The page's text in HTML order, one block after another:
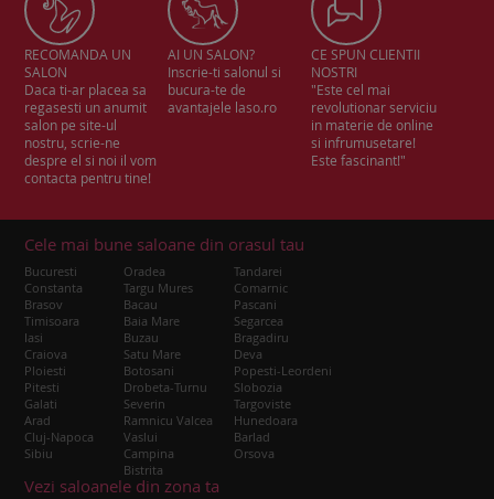
RECOMANDA UN
SALON
Daca ti-ar placea sa
regasesti un anumit
salon pe site-ul
nostru, scrie-ne
despre el si noi il vom
contacta pentru tine!
AI UN SALON?
Inscrie-ti salonul si
bucura-te de
avantajele laso.ro
CE SPUN CLIENTII
NOSTRI
"Este cel mai
revolutionar serviciu
in materie de online
si infrumusetare!
Este fascinant!"
Cele mai bune saloane din orasul tau
Bucuresti
Constanta
Brasov
Timisoara
Iasi
Craiova
Ploiesti
Pitesti
Galati
Arad
Cluj-Napoca
Sibiu
Oradea
Targu Mures
Bacau
Baia Mare
Buzau
Satu Mare
Botosani
Drobeta-Turnu
Severin
Ramnicu Valcea
Vaslui
Campina
Bistrita
Tandarei
Comarnic
Pascani
Segarcea
Bragadiru
Deva
Popesti-Leordeni
Slobozia
Targoviste
Hunedoara
Barlad
Orsova
Vezi saloanele din zona ta